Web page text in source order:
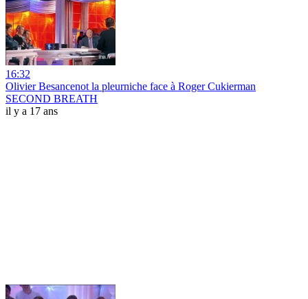
16:32
Olivier Besancenot la pleurniche face à Roger Cukierman
SECOND BREATH
il y a 17 ans